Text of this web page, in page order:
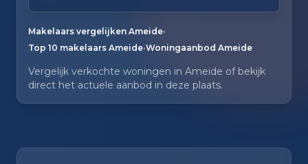
Makelaars vergelijken Ameide•
Top 10 makelaars Ameide•Woningaanbod Ameide
Vergelijk verkochte woningen in Ameide of bekijk
direct het actuele aanbod in deze plaats.